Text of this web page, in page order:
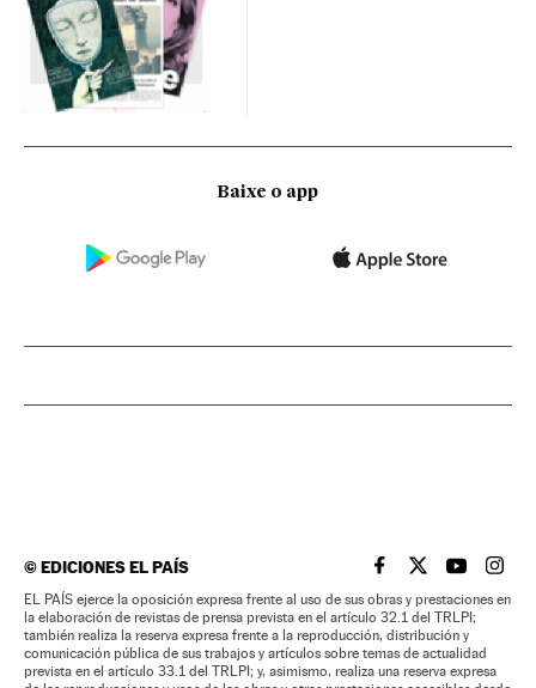
Baixe o app
©EDICIONES EL PAÍS EL PAÍS BRASIL EN
EL PAÍSEL PAÍS
EL
EL PAÍS ejerce la oposición expresa frente al uso de sus obras y prestaciones en
la elaboración de revistas de prensa prevista en el artículo 32.1 del TRLPI;
también realiza la reserva expresa frente a la reproducción, distribución y
comunicación pública de sus trabajos y artículos sobre temas de actualidad
prevista en el artículo 33.1 del TRLPI; y, asimismo, realiza una reserva expresa